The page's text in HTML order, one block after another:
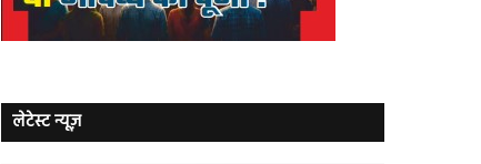
लेटेस्ट न्यूज़